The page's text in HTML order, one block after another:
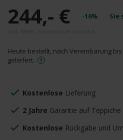
244,- € -16% Sie
Heute bestellt, nach Vereinbarung
geliefert.
Kostenlose Lieferung
2 Jahre Garantie auf Teppiche
Kostenlose Rückgabe und